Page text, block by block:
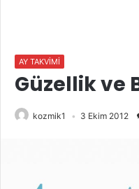
AY TAKVİMİ
Güzellik ve
kozmik1 3 Ekim 2012